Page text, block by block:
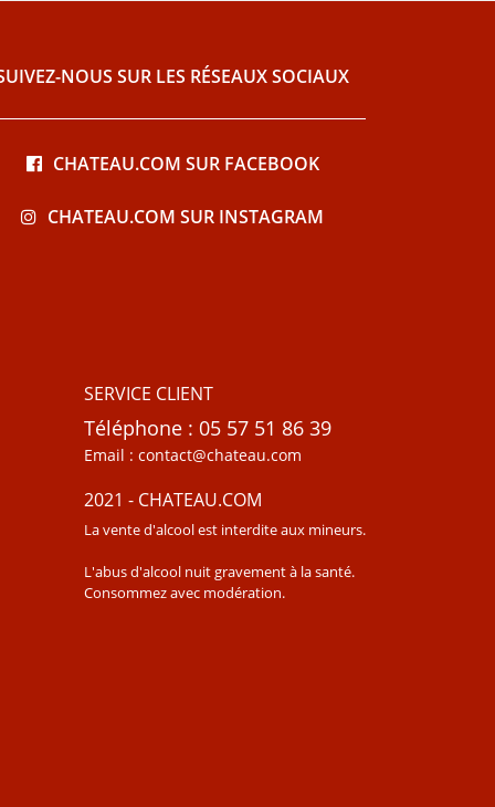
NOUS SUR LES RÉSEAUX SOCIAUX
CHATEAU.COM SUR FACEBOOK
CHATEAU.COM SUR INSTAGRAM
SERVICE CLIENT
Téléphone : 05 57 51 86 39
Email : contact@chateau.com
2021 - CHATEAU.COM
La vente d'alcool est interdite aux mineurs.
L'abus d'alcool nuit gravement à la santé.
Consommez avec modération.